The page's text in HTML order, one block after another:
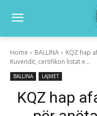
Home BALLINA
KQZ hap
Kuvendit, certifikon listat e...
BALLINA LAJMET
KQZ hap